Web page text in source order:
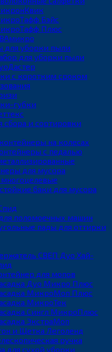
Бэйс
Плюс
для уборки пыли
для уборки пыли
с коротким сроком
губки
сбора и сортировки
на колесах
с педалью
для мусора
баки для мусора
поломоечных машин
пады для оттирки
СВЕП Дуо Хай-
для мопов
Дуо Микро Плюс
МикроМоп Плюс
МикроТек
Сингл МикроПлюс
ЭкстраМоп
и Щетка Леголенд
ручка
для сухой уборки